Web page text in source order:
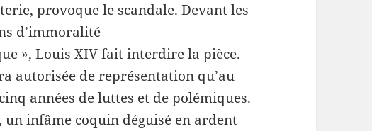
provoque le scandale. Devant les
d’immoralité
», Louis XIV fait interdire la pièce.
autorisée de représentation qu’au
années de luttes et de polémiques.
un infâme coquin déguisé en ardent